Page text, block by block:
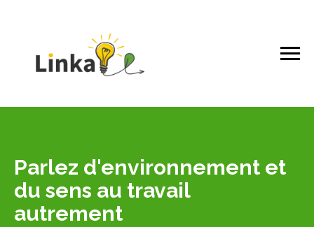
Parlez d'environnement et
du sens au travail
autrement